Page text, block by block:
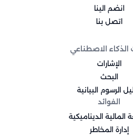
انضم الينا
اتصل بنا
الذكاء الاصطناعي
الإشارات
البحث
الرسوم البيانية
الفوائد
المالية الديناميكية
إدارة المخاطر